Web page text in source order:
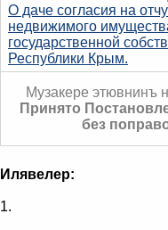
О даче согласия на
недвижимого
государственной
Республики Крым.
Музакере этювнинъ
Принято
без
Илявелер:
1.